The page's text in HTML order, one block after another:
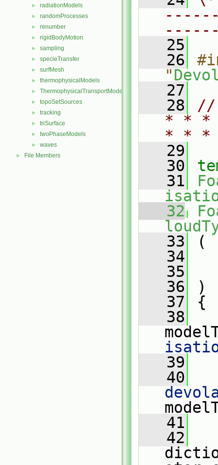
► radiationModels
► randomProcesses
► renumber
► rigidBodyMotion
► sampling
► specieTransfer
► surfMesh
► thermophysicalModels
► ThermophysicalTransportModels
► topoSetSources
► tracking
► triSurface
► twoPhaseModels
► waves
► File Members
   25
   26
"
   27
   28
//
* * *
* *
   29
   30
   31
   32
   33
(
   34
   35
   36
)
   37
{
   38
   39
   40
   41
   42